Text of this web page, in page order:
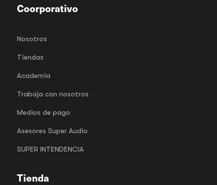
Coorporativo
Nosotros
Tiendas
Academia
Trabaja con nosotros
Medios de pago
Asesores Super Audio
SUPER INTENDENCIA
Tienda